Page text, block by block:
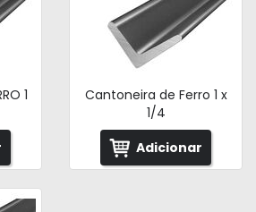
1
Cantoneira de Ferro 1 x
1/4
Adicionar